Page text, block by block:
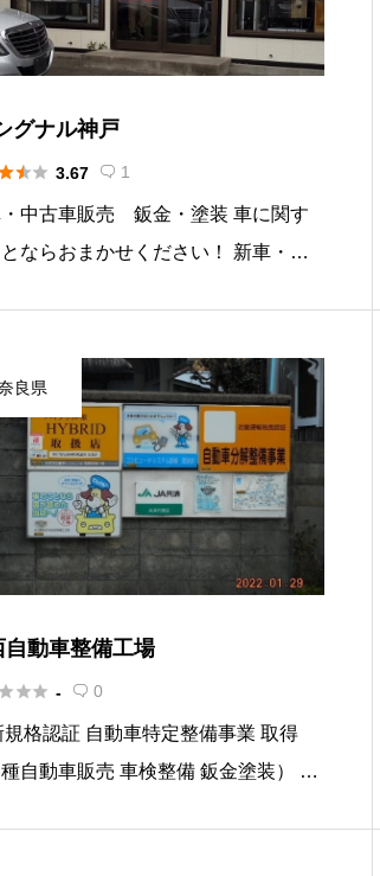
グナル神戸
 3.67  1
中古車販売 鈑金・塗装 車に関す
ならおまかせください！ 新車・中
オークション代行・各種チューニン
て自社にて対応します。 基 […]
良県
自動車整備工場
 -  0
規格認証 自動車特定整備事業 取得
種自動車販売 車検整備 鈑金塗装） 新